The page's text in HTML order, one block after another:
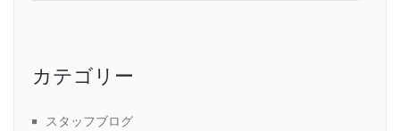
カテゴリー
スタッフブログ